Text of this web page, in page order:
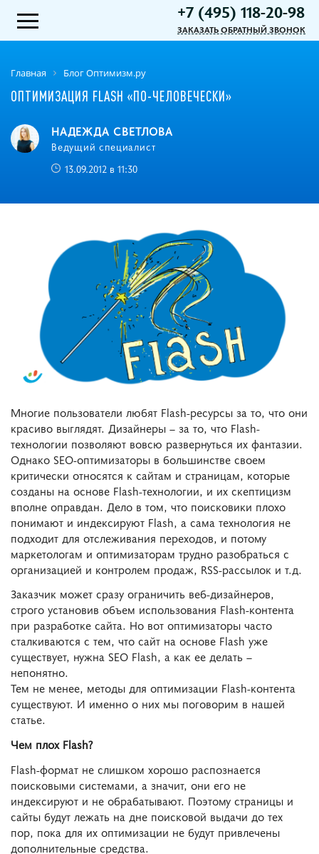
+7 (495) 118-20-98
ЗАКАЗАТЬ ОБРАТНЫЙ ЗВОНОК
Главная Блог Оптимизм.ру
ОПТИМИЗАЦИЯ FLASH «ПО-ЧЕЛОВЕЧЕСКИ»
НАДЕЖДА СВЕТЛОВА
Ведущий специалист
13.09.2012 в 11:30
Многие пользователи любят Flash-ресурсы за то, что они
красиво выглядят. Дизайнеры – за то, что Flash-
технологии позволяют вовсю развернуться их фантазии.
Однако SEO-оптимизаторы в большинстве своем
критически относятся к сайтам и страницам, которые
созданы на основе Flash-технологии, и их скептицизм
вполне оправдан. Дело в том, что поисковики плохо
понимают и индексируют Flash, а сама технология не
подходит для отслеживания переходов, и потому
маркетологам и оптимизаторам трудно разобраться с
организацией и контролем продаж, RSS-рассылок и т.д.
Заказчик может сразу ограничить веб-дизайнеров,
строго установив объем использования Flash-контента
при разработке сайта. Но вот оптимизаторы часто
сталкиваются с тем, что сайт на основе Flash уже
существует, нужна SEO Flash, а как ее делать –
непонятно.
Тем не менее, методы для оптимизации Flash-контента
существуют. И именно о них мы поговорим в нашей
статье.
Чем плох Flash?
Flash-формат не слишком хорошо распознается
поисковыми системами, а значит, они его не
индексируют и не обрабатывают. Поэтому страницы и
сайты будут лежать на дне поисковой выдачи до тех
пор, пока для их оптимизации не будут привлечены
дополнительные средства.